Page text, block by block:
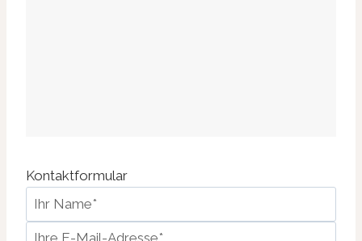
Kontaktformular